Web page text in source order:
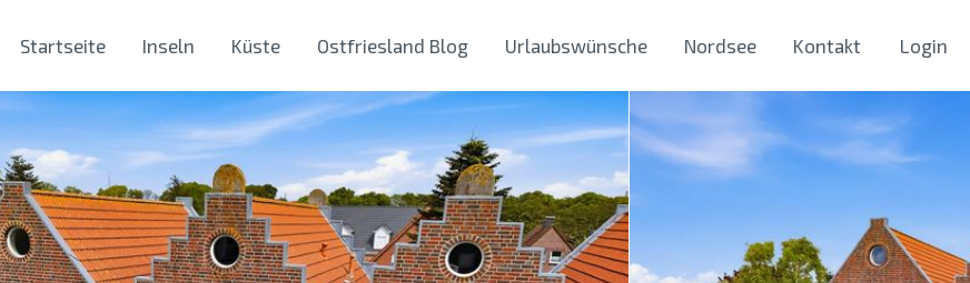
Startseite Inseln Küste Ostfriesland Blog Urlaubswünsche Nordsee Kontakt Login